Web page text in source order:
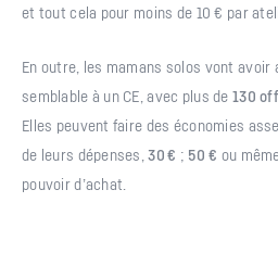
et tout cela pour moins de 10 € par
En outre, les mamans solos vont avoir
semblable à un CE, avec plus de 130
Elles peuvent faire des économies
de leurs dépenses,30€ ; 50 € ou
pouvoir d’achat.